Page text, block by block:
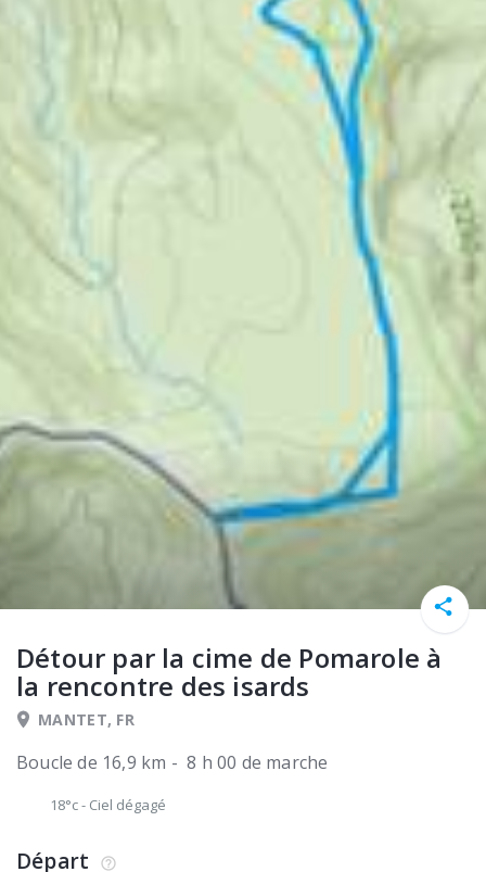
Détour par la cime de Pomarole à
la rencontre des isards
MANTET, FR
Boucle de 16,9 km - 8 h 00 de marche
18°c- Ciel dégagé
Départ